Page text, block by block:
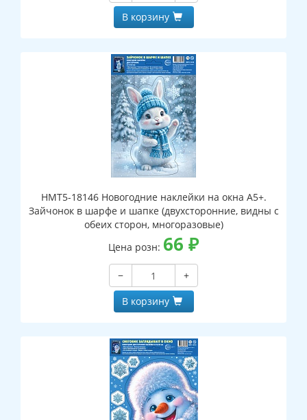
В корзину
НМТ5-18146 Новогодние наклейки на окна А5+.
Зайчонок в шарфе и шапке (двухсторонние, видны с
обеих сторон, многоразовые)
Цена розн: 66 ₽
−
+
В корзину